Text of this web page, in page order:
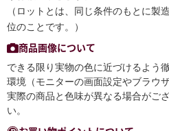
（ロットとは、同じ条件のもとに製
位のことです。）
商品画像について
できる限り実物の色に近づけるよう
環境（モニターの画面設定やブラウ
実際の商品と色味が異なる場合がご
い。